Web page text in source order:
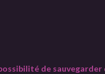
de sauvegarder